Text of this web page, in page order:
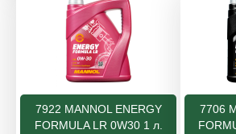
7922 MANNOL ENERGY
FORMULA LR 0W30 1 л.
7706